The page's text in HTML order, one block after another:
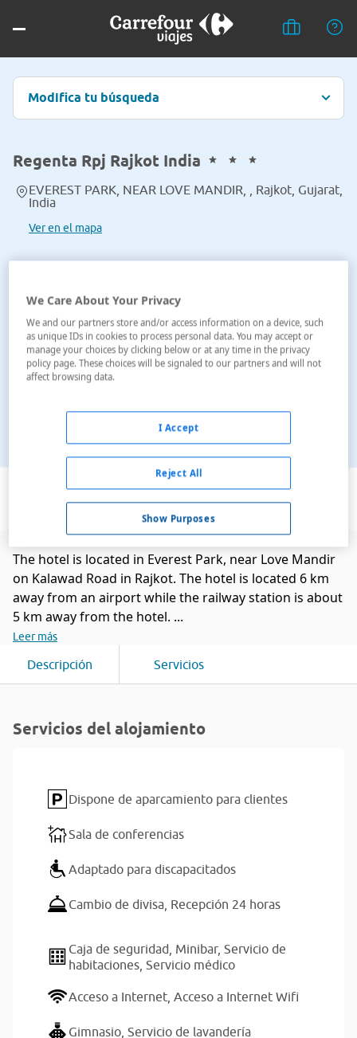
Modifica tu búsqueda
Regenta Rpj Rajkot India
EVEREST PARK, NEAR LOVE MANDIR, , Rajkot, Gujarat,
India
Ver en el mapa
Ver en el mapa
The hotel is located in Everest Park, near Love Mandir
on Kalawad Road in Rajkot. The hotel is located 6 km
away from an airport while the railway station is about
5 km away from the hotel. ...
Leer más
Descripción Servicios
Servicios del alojamiento
Dispone de aparcamiento para clientes
Sala de conferencias
Adaptado para discapacitados
Cambio de divisa, Recepción 24 horas
Caja de seguridad, Minibar, Servicio de
habitaciones, Servicio médico
Acceso a Internet, Acceso a Internet Wifi
Gimnasio, Servicio de lavandería
We Care About Your Privacy
We and our partners store and/or access information on a device, such
as unique IDs in cookies to process personal data. You may accept or
manage your choices by clicking below or at any time in the privacy
policy page. These choices will be signaled to our partners and will not
affect browsing data.
Show Purposes
Reject All
I Accept